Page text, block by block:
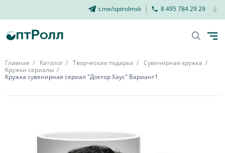
t.me/optrolmsk 8 495 784 29 29
Главная Каталог Творческие подарки
Сувенирная кружка
Кружки сериалы
Кружка сувенирная сериал "Доктор Хаус" Вариант1